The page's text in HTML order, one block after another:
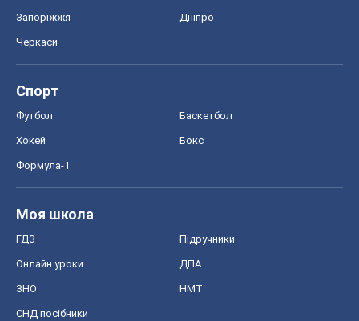
Запоріжжя Дніпро
Черкаси
Спорт
Футбол Баскетбол
Хокей Бокс
Формула-1
Моя школа
ГДЗ Підручники
Онлайн уроки ДПА
ЗНО НМТ
СНД посібники